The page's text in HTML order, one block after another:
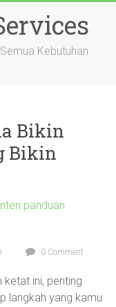
Kebutuhan
Bikin
Bikin
panduan
0 Comment
ini, penting
langkah yang kamu